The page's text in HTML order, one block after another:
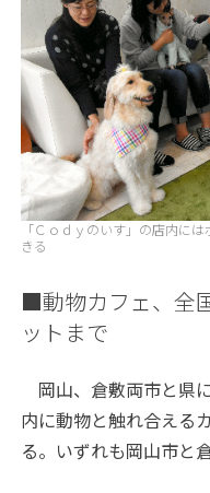
「Ｃｏｄｙのいす」の店内に
きる
■動物カフェ、全
ットまで
岡山、倉敷両市と県
内に動物と触れ合える
る。いずれも岡山市と